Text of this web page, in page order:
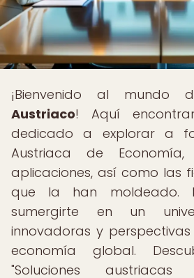
¡Bienvenido al mundo
Austriaco! Aquí
dedicado a explorar a
Austriaca de
aplicaciones, así como las
que la han moldeado.
sumergirte en un
innovadoras y
economía global.
"Soluciones